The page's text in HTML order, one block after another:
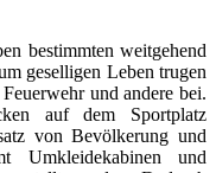
bestimmten weitgehend
geselligen Leben trugen
und andere bei.
auf dem Sportplatz
von Bevölkerung und
Umkleidekabinen und